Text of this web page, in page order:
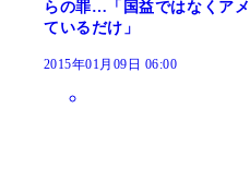
らの罪…「国益ではなくア
ているだけ」
2015年01月09日 06:00